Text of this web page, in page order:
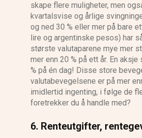
skape flere muligheter, men
kvartalsvise og årlige
og ned 30 % eller mer på bare
lire og argentinske pesos) har
største valutaparene mye mer
mer enn 20 % på ett år. En
% på én dag! Disse store
valutabevegelsene er på mer
imidlertid ingenting, i følge de
foretrekker du å handle med?
6. Renteutgifter,